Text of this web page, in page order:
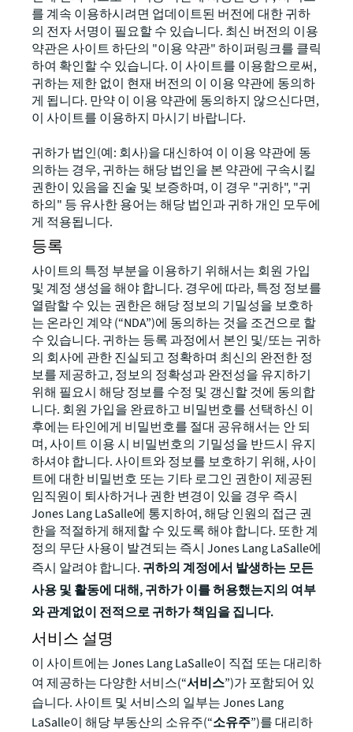
를 계속 이용하시려면 업데이트된 버전에 대한 귀하
의 전자 서명이 필요할 수 있습니다. 최신 버전의 이용
약관은 사이트 하단의 "이용 약관" 하이퍼링크를 클릭
하여 확인할 수 있습니다. 이 사이트를 이용함으로써,
귀하는 제한 없이 현재 버전의 이 이용 약관에 동의하
게 됩니다. 만약 이 이용 약관에 동의하지 않으신다면,
이 사이트를 이용하지 마시기 바랍니다.
귀하가 법인(예: 회사)을 대신하여 이 이용 약관에 동
의하는 경우, 귀하는 해당 법인을 본 약관에 구속시킬
권한이 있음을 진술 및 보증하며, 이 경우 "귀하", "귀
하의" 등 유사한 용어는 해당 법인과 귀하 개인 모두에
게 적용됩니다.
등록
사이트의 특정 부분을 이용하기 위해서는 회원 가입
및 계정 생성을 해야 합니다. 경우에 따라, 특정 정보를
열람할 수 있는 권한은 해당 정보의 기밀성을 보호하
는 온라인 계약 (“NDA”)에 동의하는 것을 조건으로 할
수 있습니다. 귀하는 등록 과정에서 본인 및/또는 귀하
의 회사에 관한 진실되고 정확하며 최신의 완전한 정
보를 제공하고, 정보의 정확성과 완전성을 유지하기
위해 필요시 해당 정보를 수정 및 갱신할 것에 동의합
니다. 회원 가입을 완료하고 비밀번호를 선택하신 이
후에는 타인에게 비밀번호를 절대 공유해서는 안 되
며, 사이트 이용 시 비밀번호의 기밀성을 반드시 유지
하셔야 합니다. 사이트와 정보를 보호하기 위해, 사이
트에 대한 비밀번호 또는 기타 로그인 권한이 제공된
임직원이 퇴사하거나 권한 변경이 있을 경우 즉시
Jones Lang LaSalle에 통지하여, 해당 인원의 접근 권
한을 적절하게 해제할 수 있도록 해야 합니다. 또한 계
정의 무단 사용이 발견되는 즉시 Jones Lang LaSalle에
즉시 알려야 합니다. 귀하의 계정에서 발생하는 모든
사용 및 활동에 대해, 귀하가 이를 허용했는지의 여부
와 관계없이 전적으로 귀하가 책임을 집니다.
서비스 설명
이 사이트에는 Jones Lang LaSalle이 직접 또는 대리하
여 제공하는 다양한 서비스(“서비스”)가 포함되어 있
습니다. 사이트 및 서비스의 일부는 Jones Lang
LaSalle이 해당 부동산의 소유주(“소유주”)를 대리하